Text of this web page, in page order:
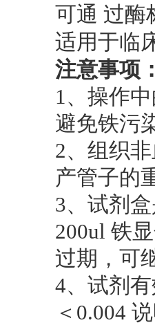
可通 过酶
适用于临
注意事项
1、操作
避免铁污
2、组织
产管子的
3、试剂
200ul 铁
过期，可
4、试剂
＜0.004